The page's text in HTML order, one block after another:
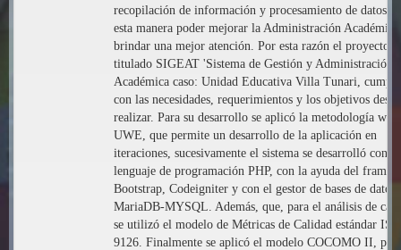
recopilación de información y procesamiento de datos,
esta manera poder mejorar la Administración
brindar una mejor atención. Por esta razón el proyecto
titulado SIGEAT 'Sistema de Gestión y Administración
Académica caso: Unidad Educativa Villa Tunari,
con las necesidades, requerimientos y los objetivos
realizar. Para su desarrollo se aplicó la metodología web
UWE, que permite un desarrollo de la aplicación en
iteraciones, sucesivamente el sistema se desarrolló con el
lenguaje de programación PHP, con la ayuda del
Bootstrap, Codeigniter y con el gestor de bases de datos
MariaDB-MYSQL. Además, que, para el análisis de
se utilizó el modelo de Métricas de Calidad estándar
9126. Finalmente se aplicó el modelo COCOMO II,